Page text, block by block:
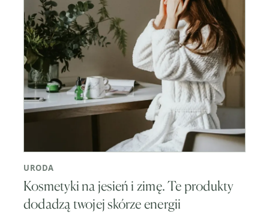
URODA
Kosmetyki na jesień i zimę. Te produkty
dodadzą twojej skórze energii